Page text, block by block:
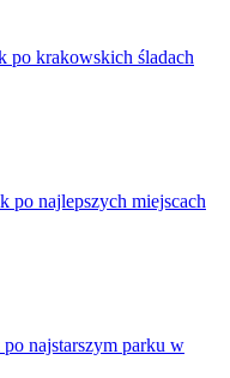
po krakowskich śladach
po najlepszych miejscach
najstarszym parku w